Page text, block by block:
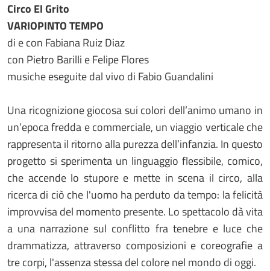
Circo El Grito
VARIOPINTO TEMPO
di e con Fabiana Ruiz Diaz
con Pietro Barilli e Felipe Flores
musiche eseguite dal vivo di Fabio Guandalini
Una ricognizione giocosa sui colori dell’animo umano in
un’epoca fredda e commerciale, un viaggio verticale che
rappresenta il ritorno alla purezza dell’infanzia. In questo
progetto si sperimenta un linguaggio flessibile, comico,
che accende lo stupore e mette in scena il circo, alla
ricerca di ciò che l'uomo ha perduto da tempo: la felicità
improvvisa del momento presente. Lo spettacolo dà vita
a una narrazione sul conflitto fra tenebre e luce che
drammatizza, attraverso composizioni e coreografie a
tre corpi, l'assenza stessa del colore nel mondo di oggi.